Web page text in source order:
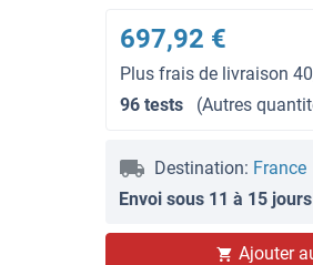
697,92 €
Plus frais de livraison
96 tests
(Autres
Destination: France
Envoi sous 11 à 15
Ajouter